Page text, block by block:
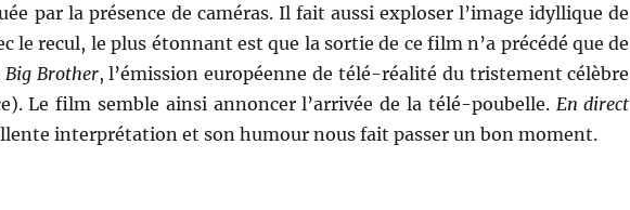
par la présence de caméras. Il fait aussi exploser l’image idyllique de
le recul, le plus étonnant est que la sortie de ce film n’a précédé que de
Big Brother, l’émission européenne de télé-réalité du tristement célèbre
Le film semble ainsi annoncer l’arrivée de la télé-poubelle. En direct
interprétation et son humour nous fait passer un bon moment.